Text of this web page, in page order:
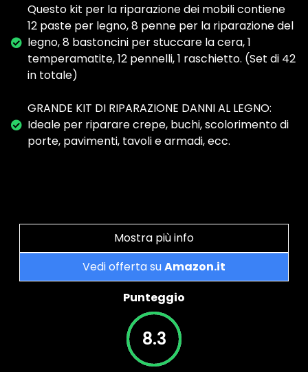
Questo kit per la riparazione dei mobili contiene
12 paste per legno, 8 penne per la riparazione del
legno, 8 bastoncini per stuccare la cera, 1
temperamatite, 12 pennelli, 1 raschietto. (Set di 42
in totale)
GRANDE KIT DI RIPARAZIONE DANNI AL LEGNO:
Ideale per riparare crepe, buchi, scolorimento di
porte, pavimenti, tavoli e armadi, ecc.
Mostra più info
Vedi offerta suAmazon.it
Punteggio
8.3